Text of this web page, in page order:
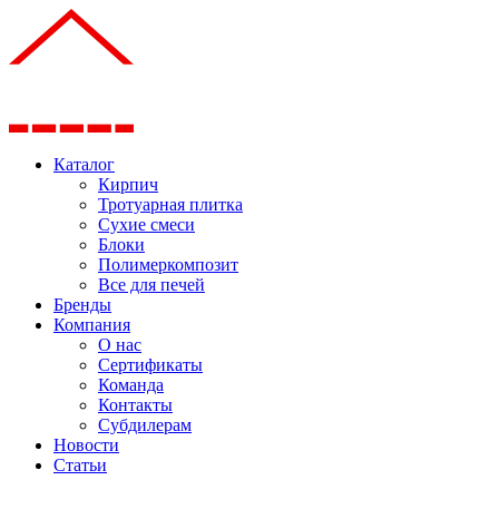
Каталог
Кирпич
Тротуарная плитка
Сухие смеси
Блоки
Полимеркомпозит
Все для печей
Бренды
Компания
О нас
Сертификаты
Команда
Контакты
Субдилерам
Новости
Статьи